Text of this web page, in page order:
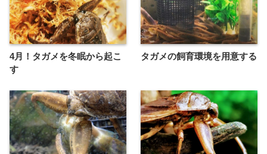
4月！タガメを冬眠から起こ
す
タガメの飼育環境を用意する